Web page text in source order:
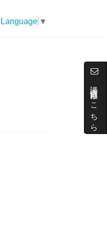
講演依頼はこちら
▼